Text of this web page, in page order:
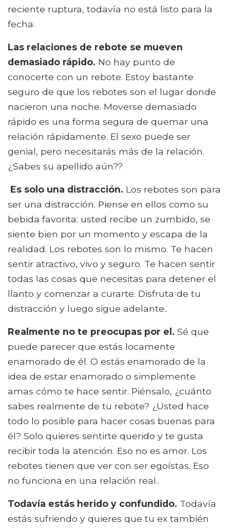
reciente ruptura, todavía no está listo para la
fecha.
Las relaciones de rebote se mueven
demasiado rápido. No hay punto de
conocerte con un rebote. Estoy bastante
seguro de que los rebotes son el lugar donde
nacieron una noche. Moverse demasiado
rápido es una forma segura de quemar una
relación rápidamente. El sexo puede ser
genial, pero necesitarás más de la relación.
¿Sabes su apellido aún??
Es solo una distracción. Los rebotes son para
ser una distracción. Piense en ellos como su
bebida favorita: usted recibe un zumbido, se
siente bien por un momento y escapa de la
realidad. Los rebotes son lo mismo. Te hacen
sentir atractivo, vivo y seguro. Te hacen sentir
todas las cosas que necesitas para detener el
llanto y comenzar a curarte. Disfruta de tu
distracción y luego sigue adelante..
Realmente no te preocupas por el. Sé que
puede parecer que estás locamente
enamorado de él. O estás enamorado de la
idea de estar enamorado o simplemente
amas cómo te hace sentir. Piénsalo, ¿cuánto
sabes realmente de tu rebote? ¿Usted hace
todo lo posible para hacer cosas buenas para
él? Solo quieres sentirte querido y te gusta
recibir toda la atención. Eso no es amor. Los
rebotes tienen que ver con ser egoístas. Eso
no funciona en una relación real..
Todavía estás herido y confundido. Todavía
estás sufriendo y quieres que tu ex también